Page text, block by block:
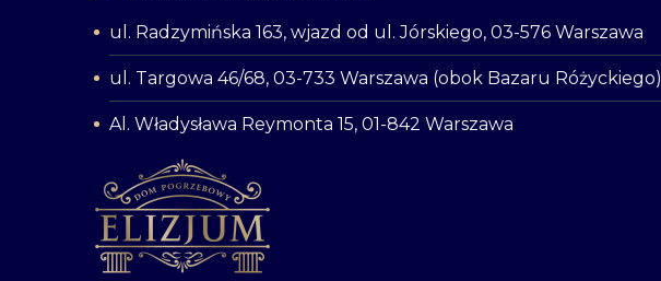
ul. Radzymińska 163, wjazd od ul. Jórskiego, 03-576 Warszawa
ul. Targowa 46/68, 03-733 Warszawa (obok Bazaru Różyckiego)
Al. Władysława Reymonta 15, 01-842 Warszawa